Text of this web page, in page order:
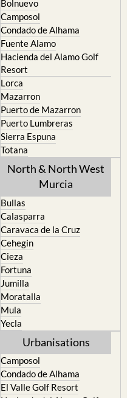
Condado de Alhama
Fuente Alamo
Hacienda del Alamo Golf
Resort
Lorca
Mazarron
Puerto de Mazarron
Puerto Lumbreras
Sierra Espuna
Totana
North & North West
Murcia
Caravaca de la Cruz
Cehegin
Cieza
Fortuna
Jumilla
Moratalla
Mula
Yecla
Camposol
El Valle Golf Resort
Hacienda del Alamo Golf
Resort